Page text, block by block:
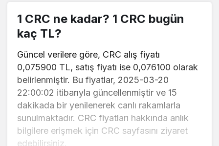
1 CRC ne kadar? 1 CRC bugün
kaç TL?
Güncel verilere göre, CRC alış fiyatı
0,075900 TL, satış fiyatı ise 0,076100 olarak
belirlenmiştir. Bu fiyatlar, 2025-03-20
22:00:02 itibarıyla güncellenmiştir ve 15
dakikada bir yenilenerek canlı rakamlarla
sunulmaktadır. CRC fiyatları hakkında anlık
bilgilere erişmek için CRC sayfasını ziyaret
edebilirsiniz.